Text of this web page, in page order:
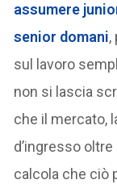
assumere
senior domani,
sul lavoro
non si lascia
che il mercato,
d’ingresso
calcola che ciò